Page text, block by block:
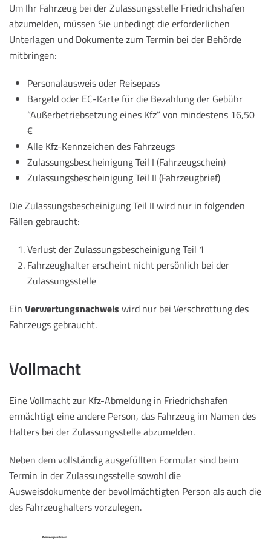
Um Ihr Fahrzeug bei der Zulassungsstelle Friedrichshafen
abzumelden, müssen Sie unbedingt die erforderlichen
Unterlagen und Dokumente zum Termin bei der Behörde
mitbringen:
Personalausweis oder Reisepass
Bargeld oder EC-Karte für die Bezahlung der Gebühr
“Außerbetriebsetzung eines Kfz” von mindestens 16,50
€
Alle Kfz-Kennzeichen des Fahrzeugs
Zulassungsbescheinigung Teil I (Fahrzeugschein)
Zulassungsbescheinigung Teil II (Fahrzeugbrief)
Die Zulassungsbescheinigung Teil II wird nur in folgenden
Fällen gebraucht:
Verlust der Zulassungsbescheinigung Teil 1
Fahrzeughalter erscheint nicht persönlich bei der
Zulassungsstelle
Ein Verwertungsnachweis wird nur bei Verschrottung des
Fahrzeugs gebraucht.
Vollmacht
Eine Vollmacht zur Kfz-Abmeldung in Friedrichshafen
ermächtigt eine andere Person, das Fahrzeug im Namen des
Halters bei der Zulassungsstelle abzumelden.
Neben dem vollständig ausgefüllten Formular sind beim
Termin in der Zulassungsstelle sowohl die
Ausweisdokumente der bevollmächtigten Person als auch die
des Fahrzeughalters vorzulegen.